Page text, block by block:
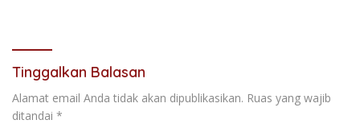
Tinggalkan Balasan
Alamat email Anda tidak akan dipublikasikan. Ruas yang wajib
ditandai *